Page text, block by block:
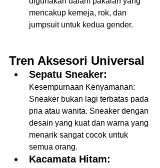
mencakup kemeja, rok, dan
jumpsuit untuk kedua gender.
Tren Aksesori Universal
Sepatu Sneaker:
Kesempurnaan Kenyamanan:
Sneaker bukan lagi terbatas pada
pria atau wanita. Sneaker dengan
desain yang kuat dan warna yang
menarik sangat cocok untuk
semua orang.
Kacamata Hitam: